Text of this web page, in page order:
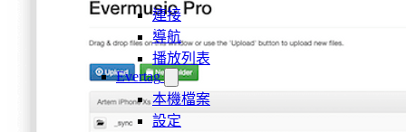
連接
導航
播放列表
Evertag
本機檔案
設定